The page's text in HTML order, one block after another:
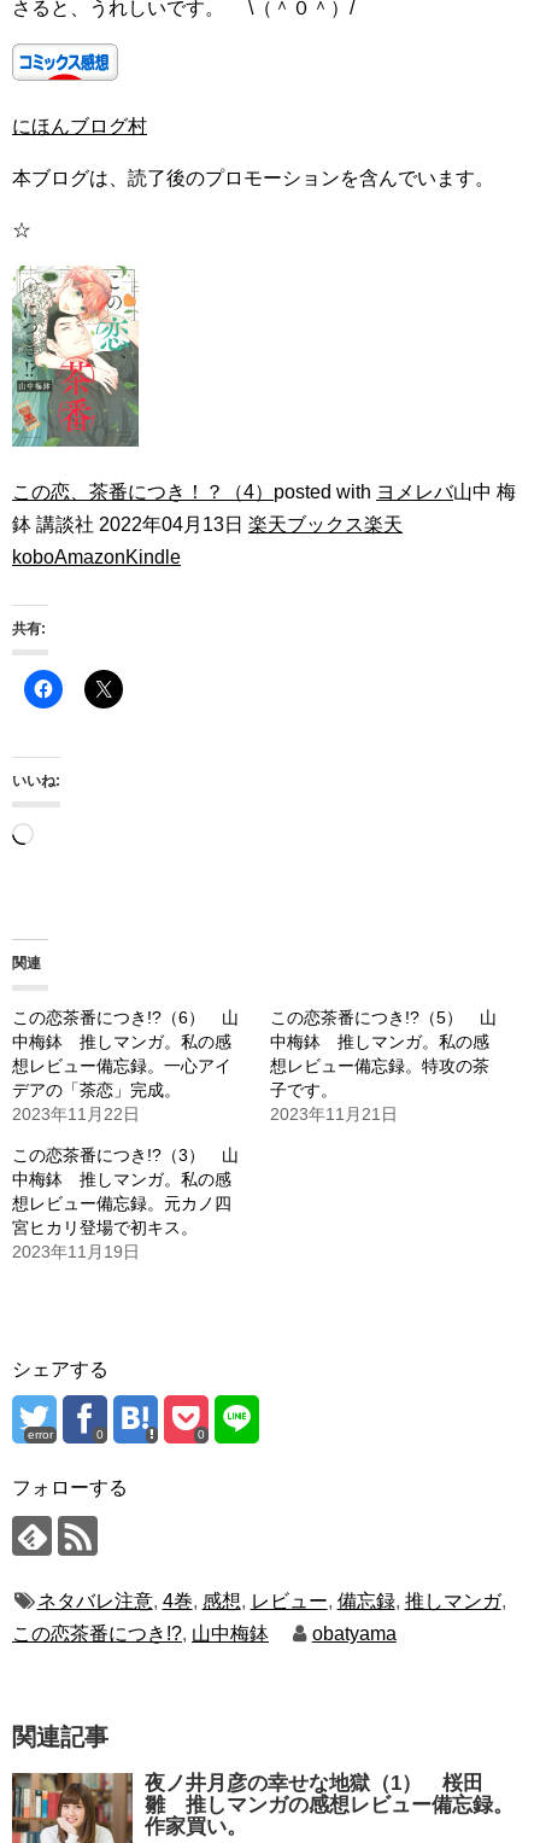
さると、うれしいです。 \（＾０＾）/
にほんブログ村
本ブログは、読了後のプロモーションを含んでいます。
☆
この恋、茶番につき！？（4） posted with ヨメレバ山中 梅
鉢 講談社 2022年04月13日 楽天ブックス楽天
koboAmazonKindle
共有:
いいね:
読
み
中…
関連
この恋茶番につき!?（6） 山
中梅鉢 推しマンガ。私の感
想レビュー備忘録。一心アイ
デアの「茶恋」完成。
2023年11月22日
この恋茶番につき!?（5） 山
中梅鉢 推しマンガ。私の感
想レビュー備忘録。特攻の茶
子です。
2023年11月21日
この恋茶番につき!?（3） 山
中梅鉢 推しマンガ。私の感
想レビュー備忘録。元カノ四
宮ヒカリ登場で初キス。
2023年11月19日
シェアする
error 0 0
フォローする
ネタバレ注意, 4巻, 感想, レビュー, 備忘録, 推しマンガ,
この恋茶番につき!?, 山中梅鉢 obatyama
関連記事
夜ノ井月彦の幸せな地獄（1） 桜田
雛 推しマンガの感想レビュー備忘録。
作家買い。